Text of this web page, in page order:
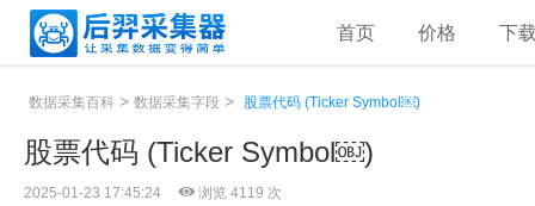
首页 价格 下
数据采集百科 > 数据采集字段 > 股票代码 (Ticker Symbol￼)
股票代码 (Ticker Symbol￼)
2025-01-23 17:45:24 浏览 4119 次